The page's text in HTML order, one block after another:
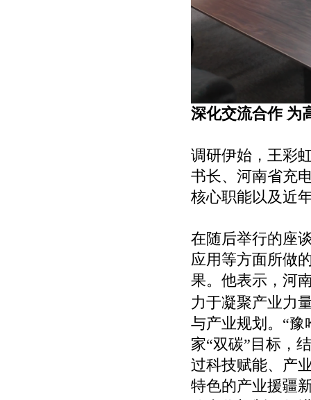
深化交流合作 为
调研伊始，王彩
书长、河南省充
核心职能以及近
在随后举行的座
应用等方面所做
果。他表示，河
力于凝聚产业力
与产业规划。“
家“双碳”目标，
过科技赋能、产
特色的产业援疆